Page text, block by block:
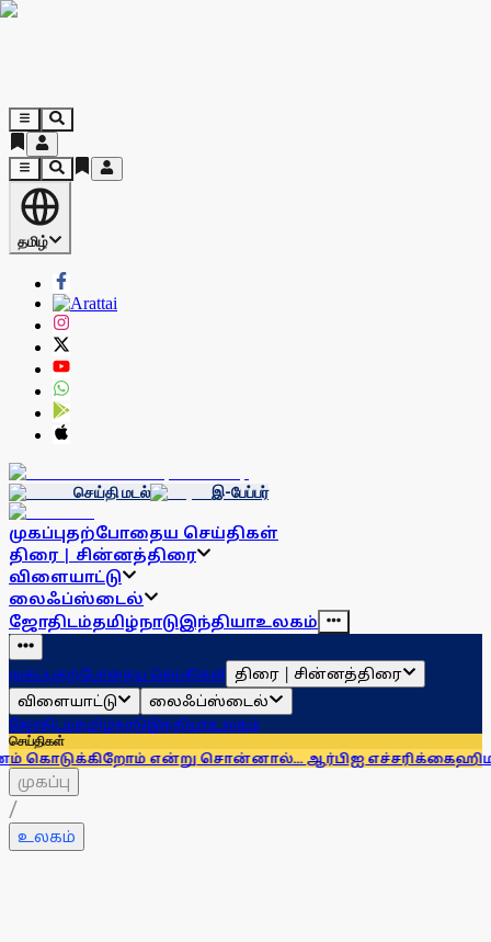
தமிழ்
செய்தி மடல் இ-பேப்பர்
முகப்புதற்போதைய செய்திகள்
திரை | சின்னத்திரை
விளையாட்டு
லைஃப்ஸ்டைல்
ஜோதிடம்தமிழ்நாடுஇந்தியாஉலகம்
முகப்புதற்போதைய செய்திகள் திரை | சின்னத்திரை
விளையாட்டு
லைஃப்ஸ்டைல்
ஜோதிடம்தமிழ்நாடுஇந்தியாஉலகம்
செய்திகள்
என்று சொன்னால்... ஆர்பிஐ எச்சரிக்கைஹிமாசலில்
முகப்பு
/
உலகம்